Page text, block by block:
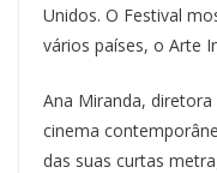
Unidos. O Festival
vários países, o Arte
Ana Miranda,
cinema
das suas curtas